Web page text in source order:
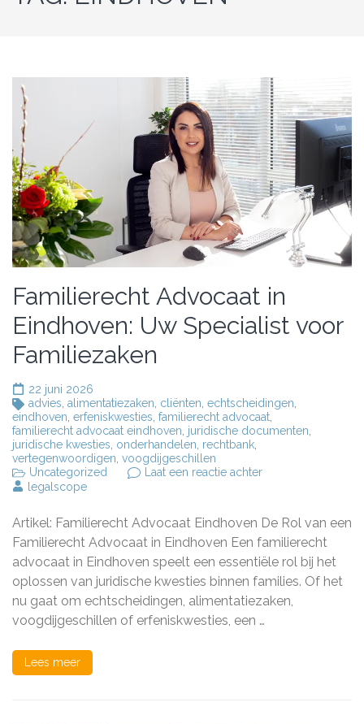
Familierecht Advocaat in
Eindhoven: Uw Specialist voor
Familiezaken
22 juni 2026
advies alimentatiezaken cliënten echtscheidingen
eindhoven erfeniskwesties familierecht advocaat
familierecht advocaat eindhoven juridische documenten
juridische kwesties onderhandelen rechtbank
vertegenwoordigen voogdijgeschillen
Uncategorized
Laat een reactie achterop
Eindhoven:
Uw
Specialist
voor
Familiezaken
legalscope
Artikel: Familierecht Advocaat Eindhoven De Rol van een
Familierecht Advocaat in Eindhoven Een familierecht
advocaat in Eindhoven speelt een essentiële rol bij het
oplossen van juridische kwesties binnen families. Of het
nu gaat om echtscheidingen, alimentatiezaken,
voogdijgeschillen of erfeniskwesties, een …
Lees meer